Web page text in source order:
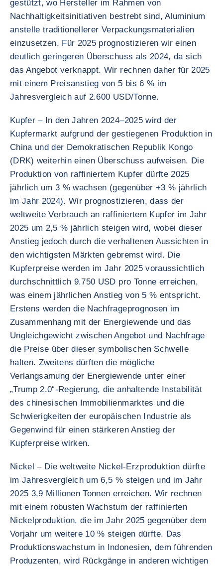
gestützt, wo Hersteller im Rahmen von
Nachhaltigkeitsinitiativen bestrebt sind, Aluminium
anstelle traditionellerer Verpackungsmaterialien
einzusetzen. Für 2025 prognostizieren wir einen
deutlich geringeren Überschuss als 2024, da sich
das Angebot verknappt. Wir rechnen daher für 2025
mit einem Preisanstieg von 5 bis 6 % im
Jahresvergleich auf 2.600 USD/Tonne.
Kupfer – In den Jahren 2024–2025 wird der
Kupfermarkt aufgrund der gestiegenen Produktion in
China und der Demokratischen Republik Kongo
(DRK) weiterhin einen Überschuss aufweisen. Die
Produktion von raffiniertem Kupfer dürfte 2025
jährlich um 3 % wachsen (gegenüber +3 % jährlich
im Jahr 2024). Wir prognostizieren, dass der
weltweite Verbrauch an raffiniertem Kupfer im Jahr
2025 um 2,5 % jährlich steigen wird, wobei dieser
Anstieg jedoch durch die verhaltenen Aussichten in
den wichtigsten Märkten gebremst wird. Die
Kupferpreise werden im Jahr 2025 voraussichtlich
durchschnittlich 9.750 USD pro Tonne erreichen,
was einem jährlichen Anstieg von 5 % entspricht.
Erstens werden die Nachfrageprognosen im
Zusammenhang mit der Energiewende und das
Ungleichgewicht zwischen Angebot und Nachfrage
die Preise über dieser symbolischen Schwelle
halten. Zweitens dürften die mögliche
Verlangsamung der Energiewende unter einer
„Trump 2.0“-Regierung, die anhaltende Instabilität
des chinesischen Immobilienmarktes und die
Schwierigkeiten der europäischen Industrie als
Gegenwind für einen stärkeren Anstieg der
Kupferpreise wirken.
Nickel – Die weltweite Nickel-Erzproduktion dürfte
im Jahresvergleich um 6,5 % steigen und im Jahr
2025 3,9 Millionen Tonnen erreichen. Wir rechnen
mit einem robusten Wachstum der raffinierten
Nickelproduktion, die im Jahr 2025 gegenüber dem
Vorjahr um weitere 10 % steigen dürfte. Das
Produktionswachstum in Indonesien, dem führenden
Produzenten, wird Rückgänge in anderen wichtigen